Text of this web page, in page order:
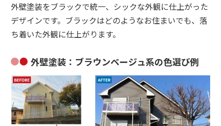
外壁塗装をブラックで統一、シックな外観に仕上がった
デザインです。ブラックはどのようなお住まいでも、落
ち着いた外観に仕上がります。
外壁塗装：ブラウンベージュ系の色選び例